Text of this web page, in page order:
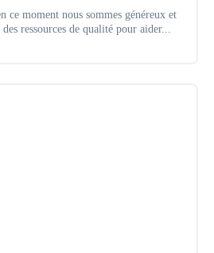
ce moment nous sommes généreux et
ressources de qualité pour aider...